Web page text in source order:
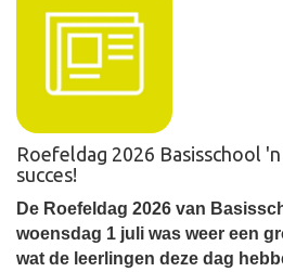
Roefeldag 2026 Basisschool
succes!
De Roefeldag 2026 van
woensdag 1 juli was weer een
wat de leerlingen deze dag